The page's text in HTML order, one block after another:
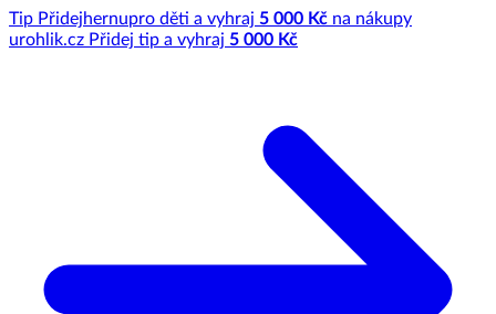
Tip Přidejhernupro děti a vyhraj 5 000 Kč na nákupy
urohlik.cz Přidej tip a vyhraj 5 000 Kč